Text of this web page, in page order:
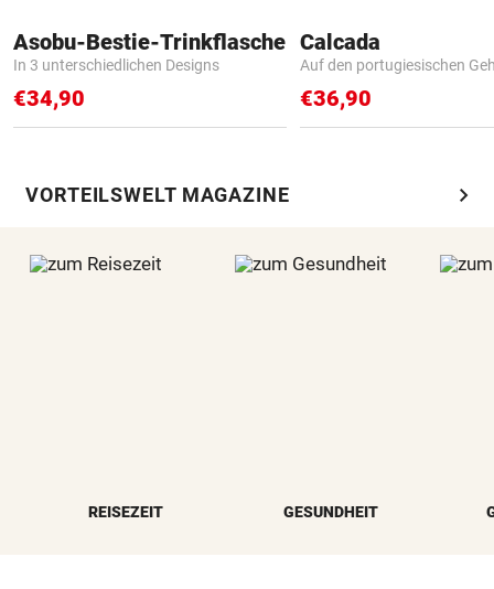
Asobu-Bestie-Trinkflasche
In 3 unterschiedlichen Designs
€34,90
Calcada
Auf den portugiesischen
€36,90
VORTEILSWELT MAGAZINE chevron_right
REISEZEIT GESUNDHEIT